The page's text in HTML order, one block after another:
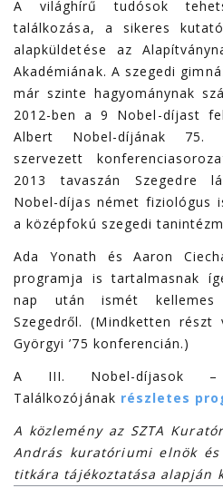
A világhírű tudósok
találkozása, a sikeres
alapküldetése az
Akadémiának. A szegedi
már szinte hagyománynak
2012-ben a 9 Nobel-díjast
Albert Nobel-díjának 75.
szervezett
2013 tavaszán Szegedre
Nobel-díjas német fiziológus
a középfokú szegedi
Ada Yonath és Aaron
programja is tartalmasnak
nap után ismét kellemes
Szegedről. (Mindketten
Györgyi ’75 konferencián.)
A III. Nobel-díjasok –
Találkozójának részletes
A közlemény az SZTA
András kuratóriumi elnök
titkára tájékoztatása alapján